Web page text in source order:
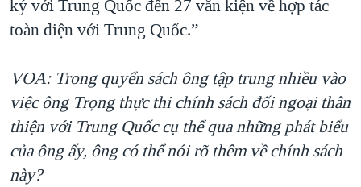
ký với Trung Quốc đến 27 văn kiện về hợp tác
toàn diện với Trung Quốc.”
VOA: Trong quyển sách ông tập trung nhiều vào
việc ông Trọng thực thi chính sách đối ngoại thân
thiện với Trung Quốc cụ thể qua những phát biểu
của ông ấy, ông có thể nói rõ thêm về chính sách
này?